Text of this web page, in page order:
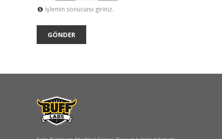
İşlemin sonucunu giriniz.